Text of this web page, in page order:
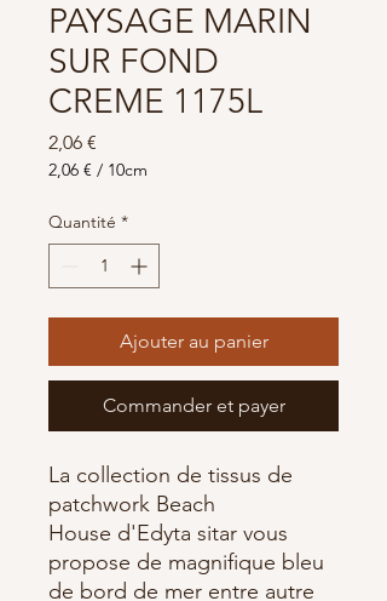
PAYSAGE MARIN
SUR FOND
CREME 1175L
2,06 €
2,06 € / 10cm
pour
10
Centimètres
Quantité *
Ajouter au panier
Commander et payer
La collection de tissus de
patchwork Beach
House d'Edyta sitar vous
propose de magnifique bleu
de bord de mer entre autre